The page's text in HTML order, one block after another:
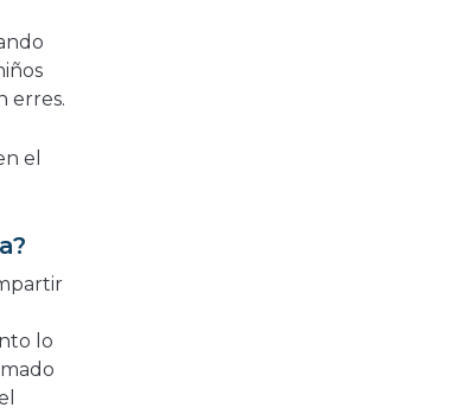
erres.
el
lo